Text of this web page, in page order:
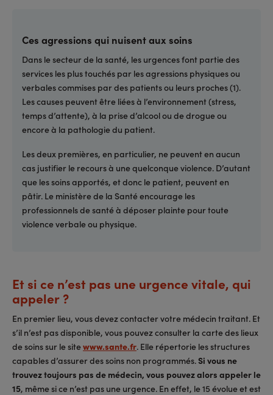
Ces agressions qui nuisent aux soins
Dans le secteur de la santé, les urgences font partie des
services les plus touchés par les agressions physiques ou
verbales commises par des patients ou leurs proches (1).
Les causes peuvent être liées à l’environnement (stress,
temps d’attente), à la prise d’alcool ou de drogue ou
encore à la pathologie du patient.
Les deux premières, en particulier, ne peuvent en aucun
cas justifier le recours à une quelconque violence. D’autant
que les soins apportés, et donc le patient, peuvent en
pâtir. Le ministère de la Santé encourage les
professionnels de santé à déposer plainte pour toute
violence verbale ou physique.
Et si ce n’est pas une urgence vitale, qui
appeler ?
En premier lieu, vous devez contacter votre médecin traitant. Et
s’il n’est pas disponible, vous pouvez consulter la carte des lieux
de soins sur le sitewww.sante.fr. Elle répertorie les structures
capables d’assurer des soins non programmés.Si vous ne
trouvez toujours pas de médecin, vous pouvez alors appeler le
15, même si ce n’est pas une urgence. En effet, le 15 évolue et est